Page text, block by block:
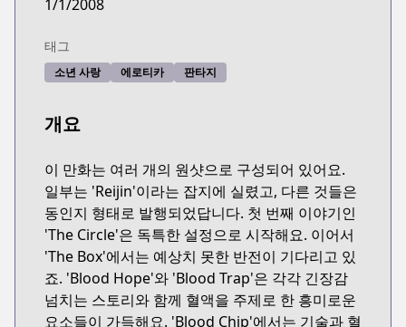
1/1/2008
태그
소년 사랑 에로티카 판타지
개요
이 만화는 여러 개의 원샷으로 구성되어 있어요.
일부는 'Reijin'이라는 잡지에 실렸고, 다른 것들은
동인지 형태로 발행되었답니다. 첫 번째 이야기인
'The Circle'은 독특한 설정으로 시작해요. 이어서
'The Box'에서는 예상치 못한 반전이 기다리고 있
죠. 'Blood Hope'와 'Blood Trap'은 각각 긴장감
넘치는 스토리와 함께 혈액을 주제로 한 흥미로운
요소들이 가득해요. 'Blood Chip'에서는 기술과 혈